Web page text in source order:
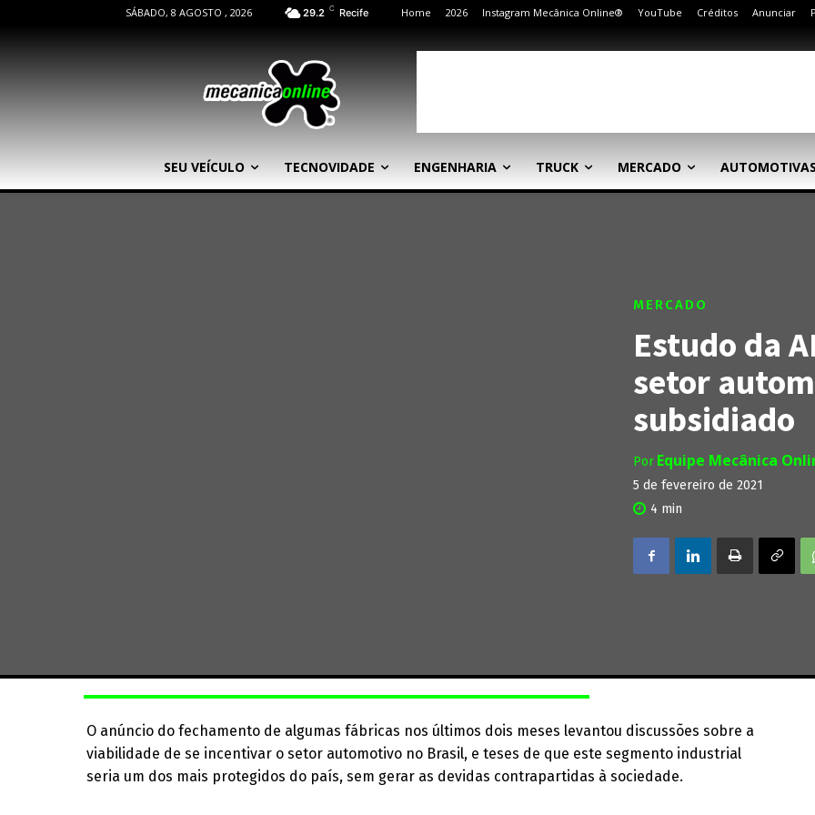
SÁBADO, 8 AGOSTO , 2026 29.2 C Recife Home 2026 Instagram Mecânica Online® YouTube Créditos Anunciar
SEU VEÍCULO TECNOVIDADE ENGENHARIA TRUCK MERCADO
MERCADO
Estudo da
setor
subsidiado
Por Equipe Mecânica
5 de fevereiro de 2021
4 min
O anúncio do fechamento de algumas fábricas nos últimos dois meses levantou discussões sobre a
viabilidade de se incentivar o setor automotivo no Brasil, e teses de que este segmento industrial
seria um dos mais protegidos do país, sem gerar as devidas contrapartidas à sociedade.